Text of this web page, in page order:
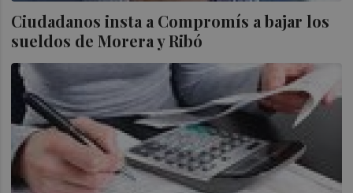
Ciudadanos insta a Compromís a bajar los
sueldos de Morera y Ribó